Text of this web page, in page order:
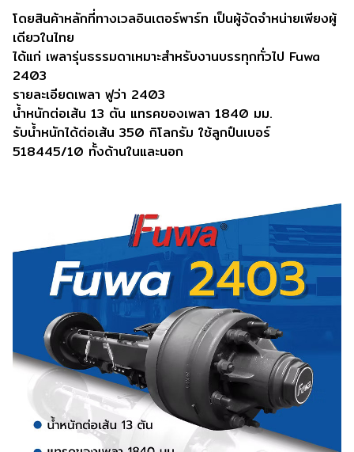
โดยสินค้าหลักที่ทางเวลอินเตอร์พาร์ท เป็นผู้จัดจำหน่ายเพียงผู้
เดียวในไทย
ได้แก่ เพลารุ่นธรรมดาเหมาะสำหรับงานบรรทุกทั่วไป Fuwa
2403
รายละเอียดเพลา ฟูว่า 2403
น้ำหนักต่อเส้น 13 ตัน แทรคของเพลา 1840 มม.
รับน้ำหนักได้ต่อเส้น 350 กิโลกรัม ใช้ลูกปืนเบอร์
518445/10 ทั้งด้านในและนอก